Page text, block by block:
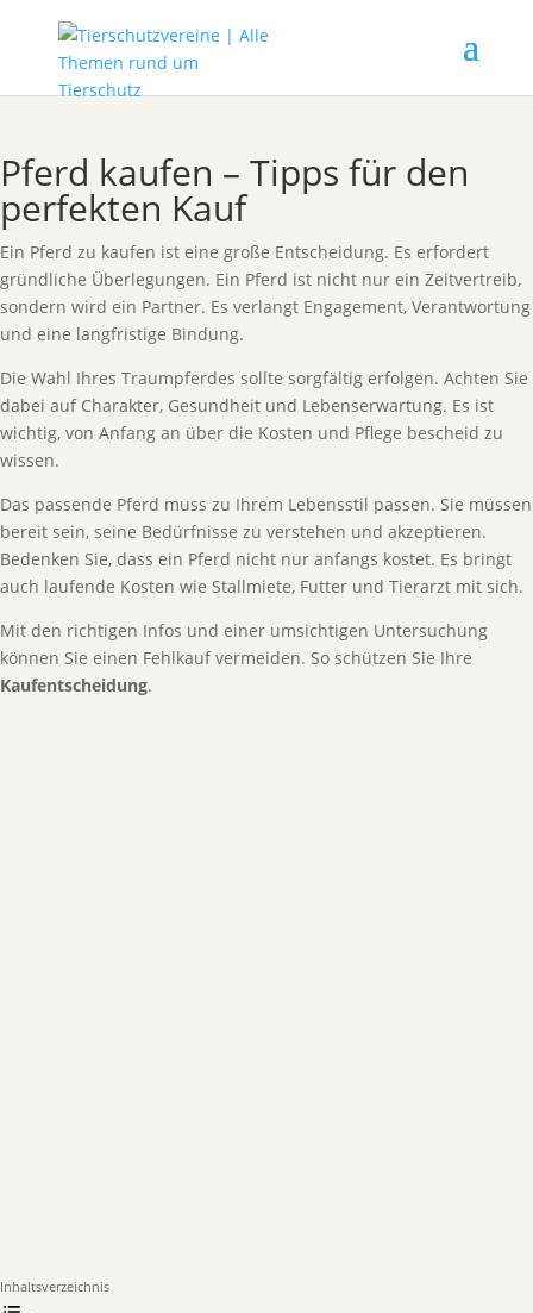
Pferd kaufen – Tipps für den
perfekten Kauf
Ein Pferd zu kaufen ist eine große Entscheidung. Es erfordert
gründliche Überlegungen. Ein Pferd ist nicht nur ein Zeitvertreib,
sondern wird ein Partner. Es verlangt Engagement, Verantwortung
und eine langfristige Bindung.
Die Wahl Ihres Traumpferdes sollte sorgfältig erfolgen. Achten Sie
dabei auf Charakter, Gesundheit und Lebenserwartung. Es ist
wichtig, von Anfang an über die Kosten und Pflege bescheid zu
wissen.
Das passende Pferd muss zu Ihrem Lebensstil passen. Sie müssen
bereit sein, seine Bedürfnisse zu verstehen und akzeptieren.
Bedenken Sie, dass ein Pferd nicht nur anfangs kostet. Es bringt
auch laufende Kosten wie Stallmiete, Futter und Tierarzt mit sich.
Mit den richtigen Infos und einer umsichtigen Untersuchung
können Sie einen Fehlkauf vermeiden. So schützen Sie Ihre
Kaufentscheidung.
Inhaltsverzeichnis